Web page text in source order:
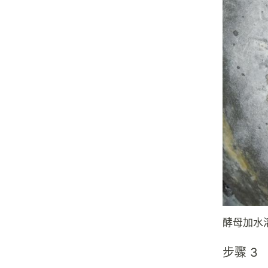
酵母加水
步骤 3